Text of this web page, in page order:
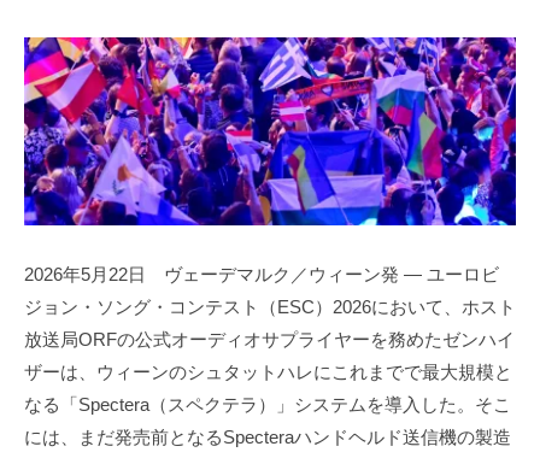
y
a
m
a
2026年5月22日 ヴェーデマルク／ウィーン発 — ユーロビ
ジョン・ソング・コンテスト（ESC）2026において、ホスト
放送局ORFの公式オーディオサプライヤーを務めたゼンハイ
ザーは、ウィーンのシュタットハレにこれまでで最大規模と
なる「Spectera（スペクテラ）」システムを導入した。そこ
には、まだ発売前となるSpecteraハンドヘルド送信機の製造